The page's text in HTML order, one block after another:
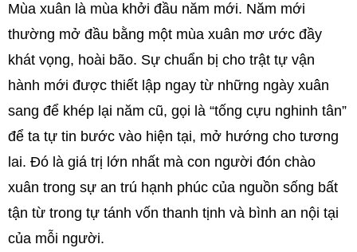
Mùa xuân là mùa khởi đầu năm mới. Năm mới
thường mở đầu bằng một mùa xuân mơ ước đầy
khát vọng, hoài bão. Sự chuẩn bị cho trật tự vận
hành mới được thiết lập ngay từ những ngày xuân
sang để khép lại năm cũ, gọi là “tống cựu nghinh tân”
để ta tự tin bước vào hiện tại, mở hướng cho tương
lai. Đó là giá trị lớn nhất mà con người đón chào
xuân trong sự an trú hạnh phúc của nguồn sống bất
tận từ trong tự tánh vốn thanh tịnh và bình an nội tại
của mỗi người.